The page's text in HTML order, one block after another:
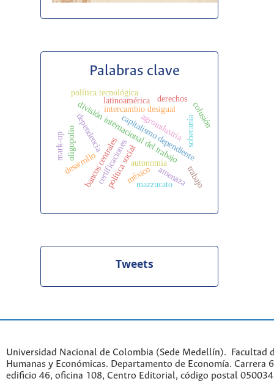
Palabras clave
capitalismo dependiente
intercambio desigual
división internacional del trabajo soberanía
autonomía
bancos centrales
dependencia agroindustria
certificaciones
latinoamérica
desarrollo política socialméxico
derechos
oligopolio
colusión
amenaza
mark-up
trabajo
mazzucato
política tecnológica
Tweets
Universidad Nacional de Colombia (Sede Medellín). Facultad
Humanas y Económicas. Departamento de Economía. Carrera
edificio 46, oficina 108, Centro Editorial, código postal